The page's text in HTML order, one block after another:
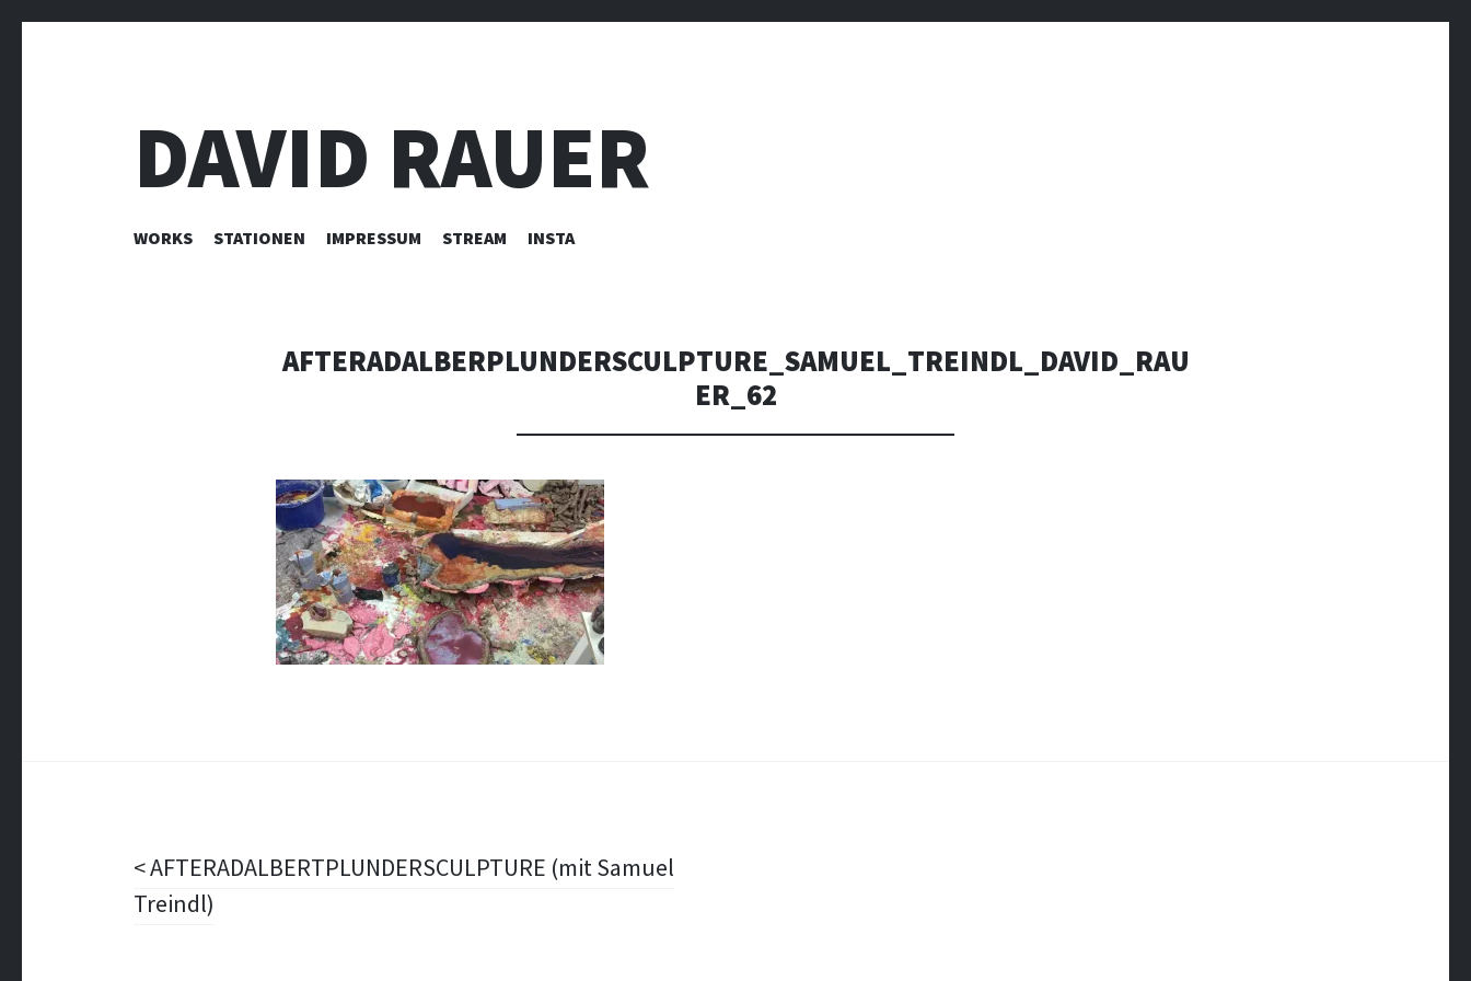
DAVID RAUER
ZUM INHALT SPRINGEN
WORKS STATIONEN IMPRESSUM STREAM INSTA
AFTERADALBERPLUNDERSCULPTURE_SAMUEL_TREINDL_DAVID_RAU
ER_62
Beitragsnavigation
AFTERADALBERTPLUNDERSCULPTURE (mit Samuel
Treindl)